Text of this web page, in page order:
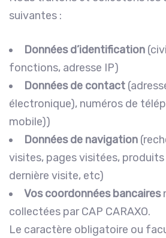
suivantes :
Données d’identification
fonctions, adresse IP)
Données de contact
électronique), numéros de
mobile))
Données de navigation
visites, pages visitées,
dernière visite, etc)
Vos coordonnées bancaires
collectées par CAP CARAXO.
Le caractère obligatoire ou